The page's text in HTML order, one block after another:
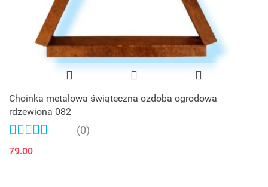
Choinka metalowa świąteczna ozdoba ogrodowa
rdzewiona 082
(0)
79.00